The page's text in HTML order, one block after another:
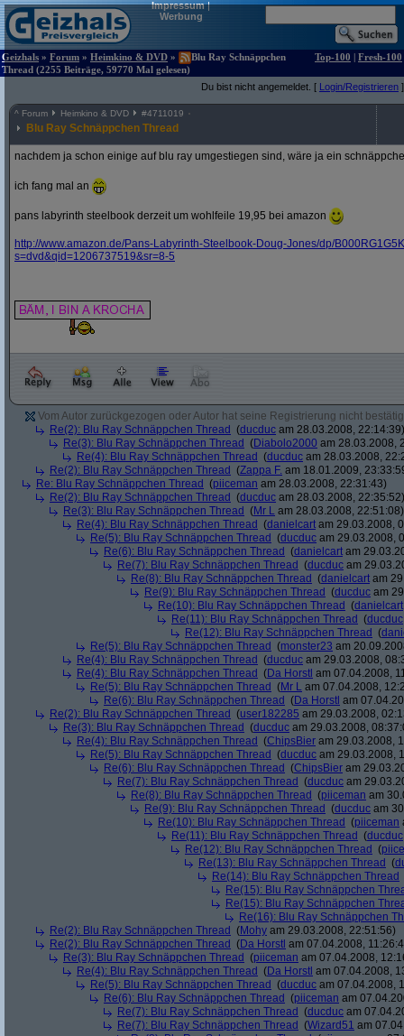
Impressum|
Werbung
Geizhals » Forum » Heimkino & DVD »
Blu Ray Schnäppchen
Thread (2255 Beiträge, 59770 Mal gelesen)
Top-100 | Fresh-100
Du bist nicht angemeldet. [ Login/Registrieren ]
^ Forum Heimkino & DVD #4711019
Blu Ray Schnäppchen Thread
nachdem ja schon einige auf blu ray umgestiegen sind, wäre ja ein
ich fang mal an
pans labyrinth steelbook derzeit um wohlfeile 19,95 bei amazon
http://www.amazon.de/Pans-Labyrinth-Steelbook-Doug-Jones/dp/
s=dvd&qid=1206737519&sr=8-5
Vom Autor zurückgezogen oder Autor hat seine Registrierung nicht
Re(2): Blu Ray Schnäppchen Thread (ducduc am 28.03.2008, 22:14:39)
Re(3): Blu Ray Schnäppchen Thread (Diabolo2000 am 28.03.2008,
Re(4): Blu Ray Schnäppchen Thread (ducduc am 28.03.2008,
Re(2): Blu Ray Schnäppchen Thread (Zappa F. am 18.01.2009,
Re: Blu Ray Schnäppchen Thread (piiceman am 28.03.2008, 22:31:43)
Re(2): Blu Ray Schnäppchen Thread (ducduc am 28.03.2008, 22:35:52)
Re(3): Blu Ray Schnäppchen Thread (Mr L am 28.03.2008, 22:51:08)
Re(4): Blu Ray Schnäppchen Thread (danielcart am 29.03.2008,
Re(5): Blu Ray Schnäppchen Thread (ducduc am 29.03.2008,
Re(6): Blu Ray Schnäppchen Thread (danielcart am
Re(7): Blu Ray Schnäppchen Thread (ducduc am
Re(8): Blu Ray Schnäppchen Thread (danielcart am
Re(9): Blu Ray Schnäppchen Thread (ducduc am
Re(10): Blu Ray Schnäppchen Thread (danielcart
Re(11): Blu Ray Schnäppchen Thread (ducduc
Re(12): Blu Ray Schnäppchen Thread (
Re(5): Blu Ray Schnäppchen Thread (monster23 am
Re(4): Blu Ray Schnäppchen Thread (ducduc am 29.03.2008,
Re(4): Blu Ray Schnäppchen Thread (Da Horstl am 07.04.2008,
Re(5): Blu Ray Schnäppchen Thread (Mr L am 07.04.2008,
Re(6): Blu Ray Schnäppchen Thread (Da Horstl am
Re(2): Blu Ray Schnäppchen Thread (user182285 am 29.03.2008,
Re(3): Blu Ray Schnäppchen Thread (ducduc am 29.03.2008,
Re(4): Blu Ray Schnäppchen Thread (ChipsBier am 29.03.2008,
Re(5): Blu Ray Schnäppchen Thread (ducduc am 29.03.2008,
Re(6): Blu Ray Schnäppchen Thread (ChipsBier am
Re(7): Blu Ray Schnäppchen Thread (ducduc am
Re(8): Blu Ray Schnäppchen Thread (piiceman am
Re(9): Blu Ray Schnäppchen Thread (ducduc am
Re(10): Blu Ray Schnäppchen Thread (piiceman
Re(11): Blu Ray Schnäppchen Thread (ducduc
Re(12): Blu Ray Schnäppchen Thread (
Re(13): Blu Ray Schnäppchen Thread (
Re(14): Blu Ray Schnäppchen Thread
Re(15): Blu Ray Schnäppchen
Re(15): Blu Ray Schnäppchen
Re(16): Blu Ray Schnäppchen
Re(2): Blu Ray Schnäppchen Thread (Mohy am 29.03.2008, 22:51:56)
Re(2): Blu Ray Schnäppchen Thread (Da Horstl am 07.04.2008,
Re(3): Blu Ray Schnäppchen Thread (piiceman am 07.04.2008,
Re(4): Blu Ray Schnäppchen Thread (Da Horstl am 07.04.2008,
Re(5): Blu Ray Schnäppchen Thread (ducduc am 07.04.2008,
Re(6): Blu Ray Schnäppchen Thread (piiceman am
Re(7): Blu Ray Schnäppchen Thread (ducduc am
Re(7): Blu Ray Schnäppchen Thread (Wizard51 am